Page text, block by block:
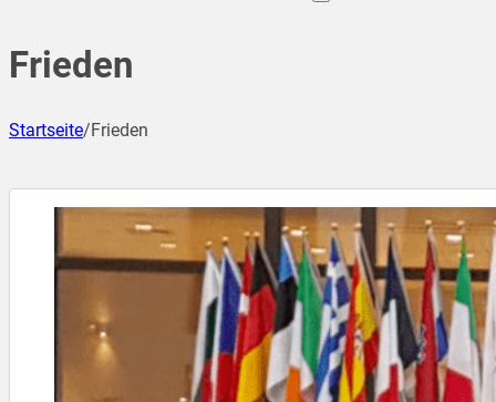
Frieden
Startseite/Frieden